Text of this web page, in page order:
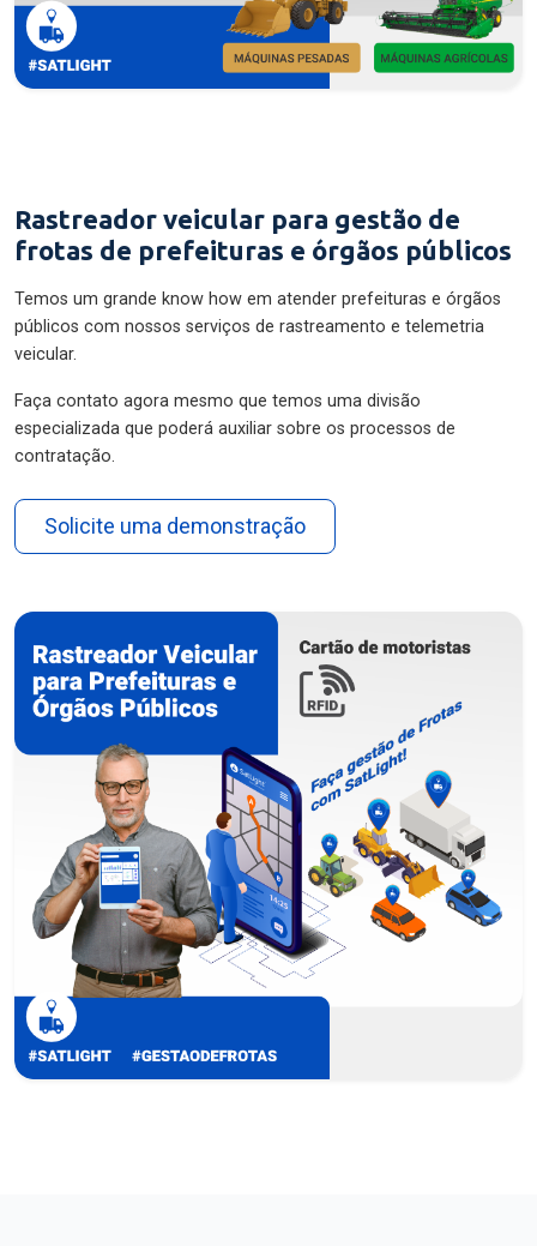
Rastreador veicular para gestão de
frotas de prefeituras e órgãos públicos
Temos um grande know how em atender prefeituras e órgãos
públicos com nossos serviços de rastreamento e telemetria
veicular.
Faça contato agora mesmo que temos uma divisão
especializada que poderá auxiliar sobre os processos de
contratação.
Solicite uma demonstração